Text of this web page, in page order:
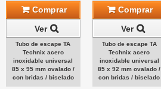
Comprar
Ver
Tubo de escape TA
Technix acero
inoxidable universal
85 x 95 mm ovalado /
con bridas / biselado
Comprar
Ver
Tubo de escape TA
Technix acero
inoxidable universal
85 x 92 mm ovalado /
con bridas / biselado